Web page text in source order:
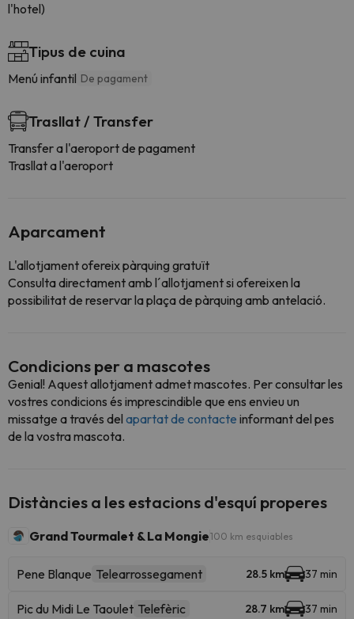
l'hotel)
Tipus de cuina
Menú infantil De pagament
Trasllat / Transfer
Transfer a l'aeroport de pagament
Trasllat a l'aeroport
Aparcament
L'allotjament ofereix pàrquing gratuït
Consulta directament amb l´allotjament si ofereixen la
possibilitat de reservar la plaça de pàrquing amb antelació.
Condicions per a mascotes
Genial! Aquest allotjament admet mascotes. Per consultar les
vostres condicions és imprescindible que ens envieu un
missatge a través del apartat de contacte informant del pes
de la vostra mascota.
Distàncies a les estacions d'esquí properes
Grand Tourmalet & La Mongie100 km esquiables
Pene Blanque Telearrossegament 28.5 km 37 min
Pic du Midi Le Taoulet Telefèric 28.7 km 37 min